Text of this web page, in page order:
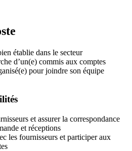
établie dans le secteur
d’un(e) commis aux comptes
pour joindre son équipe
et assurer la correspondance
et réceptions
les fournisseurs et participer aux